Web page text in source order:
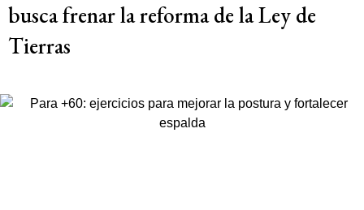
busca frenar la reforma de la Ley de
Tierras